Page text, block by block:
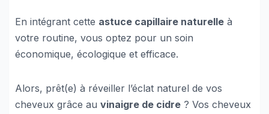
En intégrant cette astuce capillaire naturelle à
votre routine, vous optez pour un soin
économique, écologique et efficace.
Alors, prêt(e) à réveiller l’éclat naturel de vos
cheveux grâce au vinaigre de cidre ? Vos cheveux